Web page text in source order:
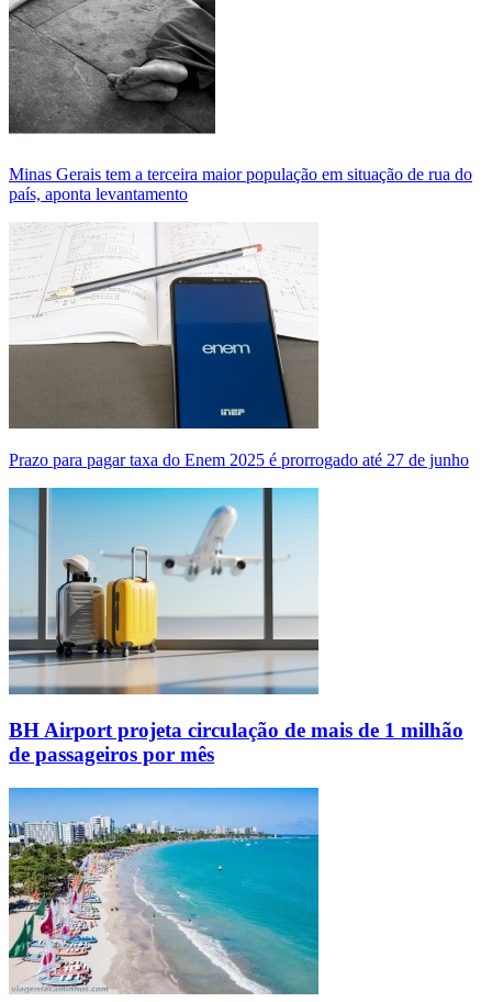
Minas Gerais tem a terceira maior população em situação de rua do
país, aponta levantamento
Prazo para pagar taxa do Enem 2025 é prorrogado até 27 de junho
BH Airport projeta circulação de mais de 1 milhão
de passageiros por mês